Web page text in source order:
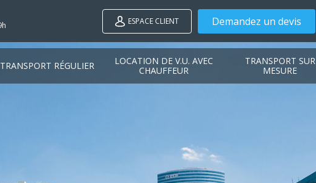
ESPACE CLIENT Demandez un devis
TRANSPORT RÉGULIER
LOCATION DE V.U. AVEC
CHAUFFEUR
TRANSPORT SUR
MESURE